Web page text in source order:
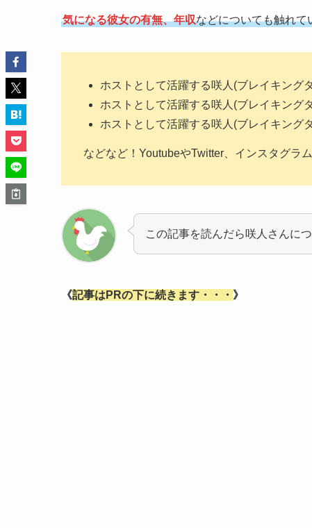
気になる彼女の有無、年収などについても触れて
ホストとして活躍する咲人(ブレイキング
ホストとして活躍する咲人(ブレイキング
ホストとして活躍する咲人(ブレイキング
などなど！YoutubeやTwitter、インスタグラ
この記事を読んだら咲人さんに
《記事はPRの下に続きます・・・ 》